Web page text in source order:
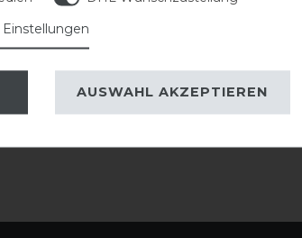
DETAILS ZUR
AUSWAHL AKZEPTIEREN